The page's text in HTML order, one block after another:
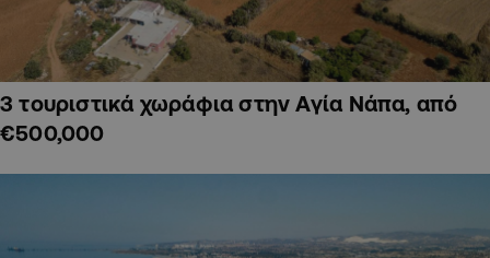
3 τουριστικά χωράφια στην Αγία Νάπα, από
€500,000